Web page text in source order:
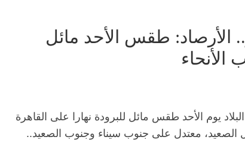
طقس الأحد مائل
الأنحاء
يوم الأحد طقس مائل للبرودة نهارا على القاهرة
الصعيد، معتدل على جنوب سيناء وجنوب الصعيد..